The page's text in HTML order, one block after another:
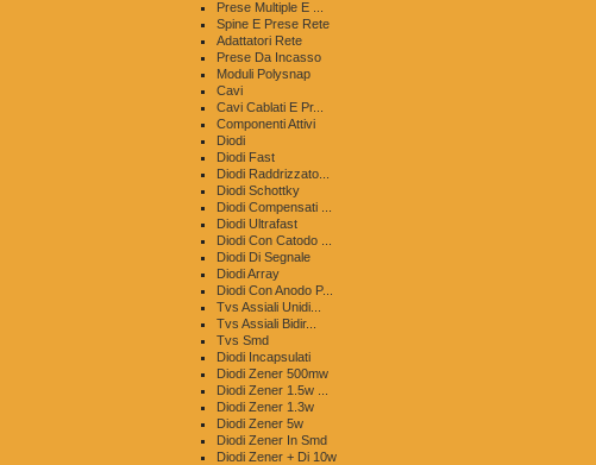
Prese Multiple E ...
Spine E Prese Rete
Adattatori Rete
Prese Da Incasso
Moduli Polysnap
Cavi
Cavi Cablati E Pr...
Componenti Attivi
Diodi
Diodi Fast
Diodi Raddrizzato...
Diodi Schottky
Diodi Compensati ...
Diodi Ultrafast
Diodi Con Catodo ...
Diodi Di Segnale
Diodi Array
Diodi Con Anodo P...
Tvs Assiali Unidi...
Tvs Assiali Bidir...
Tvs Smd
Diodi Incapsulati
Diodi Zener 500mw
Diodi Zener 1.5w ...
Diodi Zener 1.3w
Diodi Zener 5w
Diodi Zener In Smd
Diodi Zener + Di 10w